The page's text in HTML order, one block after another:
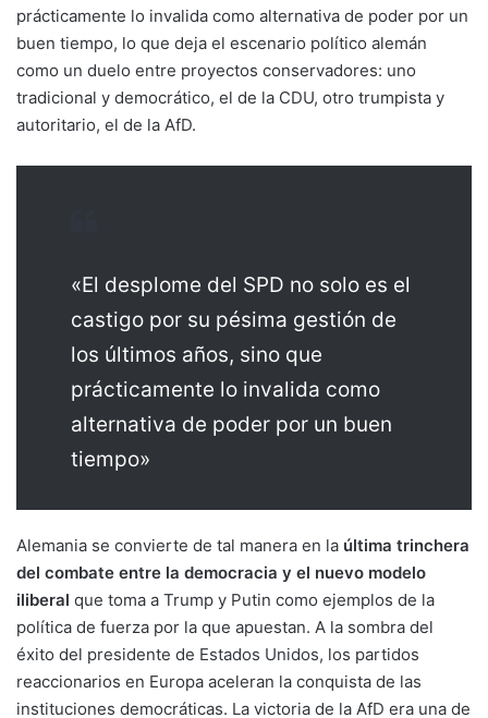
prácticamente lo invalida como alternativa de poder por un
buen tiempo, lo que deja el escenario político alemán
como un duelo entre proyectos conservadores: uno
tradicional y democrático, el de la CDU, otro trumpista y
autoritario, el de la AfD.
«El desplome del SPD no solo es el
castigo por su pésima gestión de
los últimos años, sino que
prácticamente lo invalida como
alternativa de poder por un buen
tiempo»
Alemania se convierte de tal manera en la última trinchera
del combate entre la democracia y el nuevo modelo
iliberal que toma a Trump y Putin como ejemplos de la
política de fuerza por la que apuestan. A la sombra del
éxito del presidente de Estados Unidos, los partidos
reaccionarios en Europa aceleran la conquista de las
instituciones democráticas. La victoria de la AfD era una de